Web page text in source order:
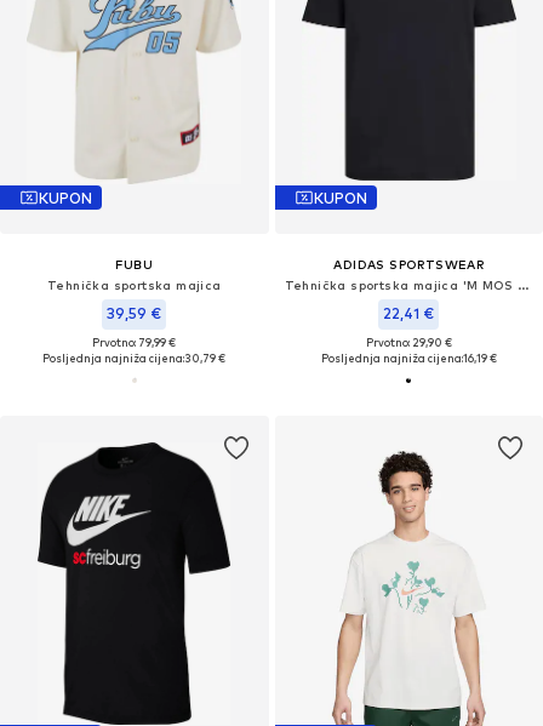
KUPON
FUBU
Tehnička sportska majica
39,59 €
Prvotno: 79,99 €
Posljednja najniža cijena:30,79 €
KUPON
ADIDAS SPORTSWEAR
Tehnička sportska majica 'M MOS POSTER T'
22,41 €
Prvotno: 29,90 €
Posljednja najniža cijena:16,19 €